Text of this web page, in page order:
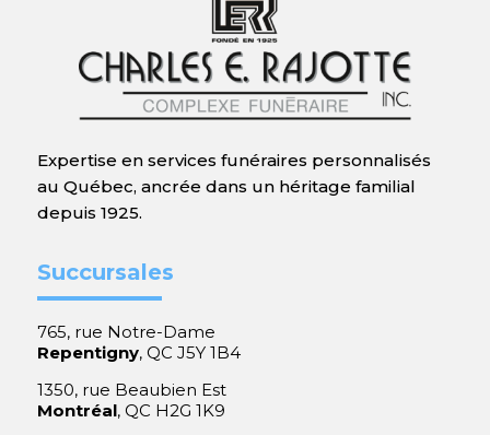
Expertise en services funéraires personnalisés
au Québec, ancrée dans un héritage familial
depuis 1925.
Succursales
765, rue Notre-Dame
Repentigny, QC J5Y 1B4
1350, rue Beaubien Est
Montréal, QC H2G 1K9